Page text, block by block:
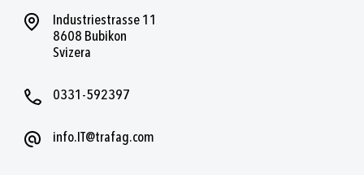
Industriestrasse 11
8608 Bubikon
Svizera
0331-592397
info.IT@trafag.com